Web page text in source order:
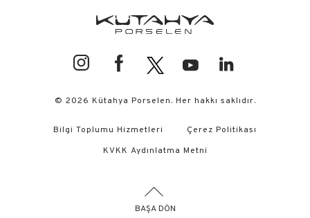
© 2026 Kütahya Porselen. Her hakkı saklıdır.
Bilgi Toplumu Hizmetleri
Çerez Politikası
KVKK Aydınlatma Metni
BAŞA DÖN